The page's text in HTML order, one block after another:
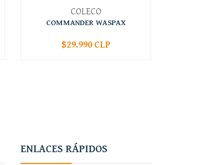
COLECO
COMMANDER WASPAX
+
$29.990 CLP
ENLACES RÁPIDOS